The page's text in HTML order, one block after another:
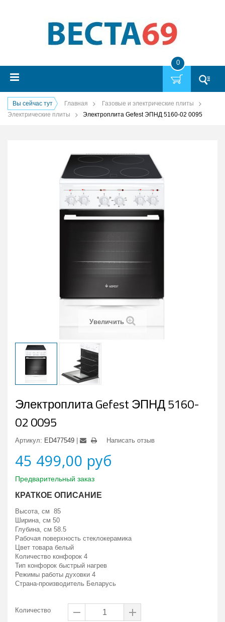
0
Вы сейчас тут Главная
Газовые и электрические плиты
Электрические плиты
Электроплита Gefest ЭПНД 5160-02 0095
Увеличить
Электроплита Gefest ЭПНД 5160-
02 0095
Артикул: ED477549 Написать отзыв
45 499,00 руб
Предварительный заказ
КРАТКОЕ ОПИСАНИЕ
Высота, см 85
Ширина, см 50
Глубина, см 58.5
Рабочая поверхность стеклокерамика
Цвет товара белый
Количество конфорок 4
Тип конфорок быстрый нагрев
Режимы работы духовки 4
Страна-производитель Беларусь
Количество